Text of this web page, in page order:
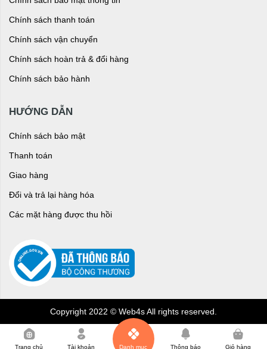
Chính sách thanh toán
Chính sách vận chuyển
Chính sách hoàn trả & đổi hàng
Chính sách bảo hành
HƯỚNG DẪN
Chính sách bảo mật
Thanh toán
Giao hàng
Đổi và trả lại hàng hóa
Các mặt hàng được thu hồi
Copyright 2022 © Web4s All rights reserved.
Trang chủ Tài khoản Danh mục Thông báo Giỏ hàng